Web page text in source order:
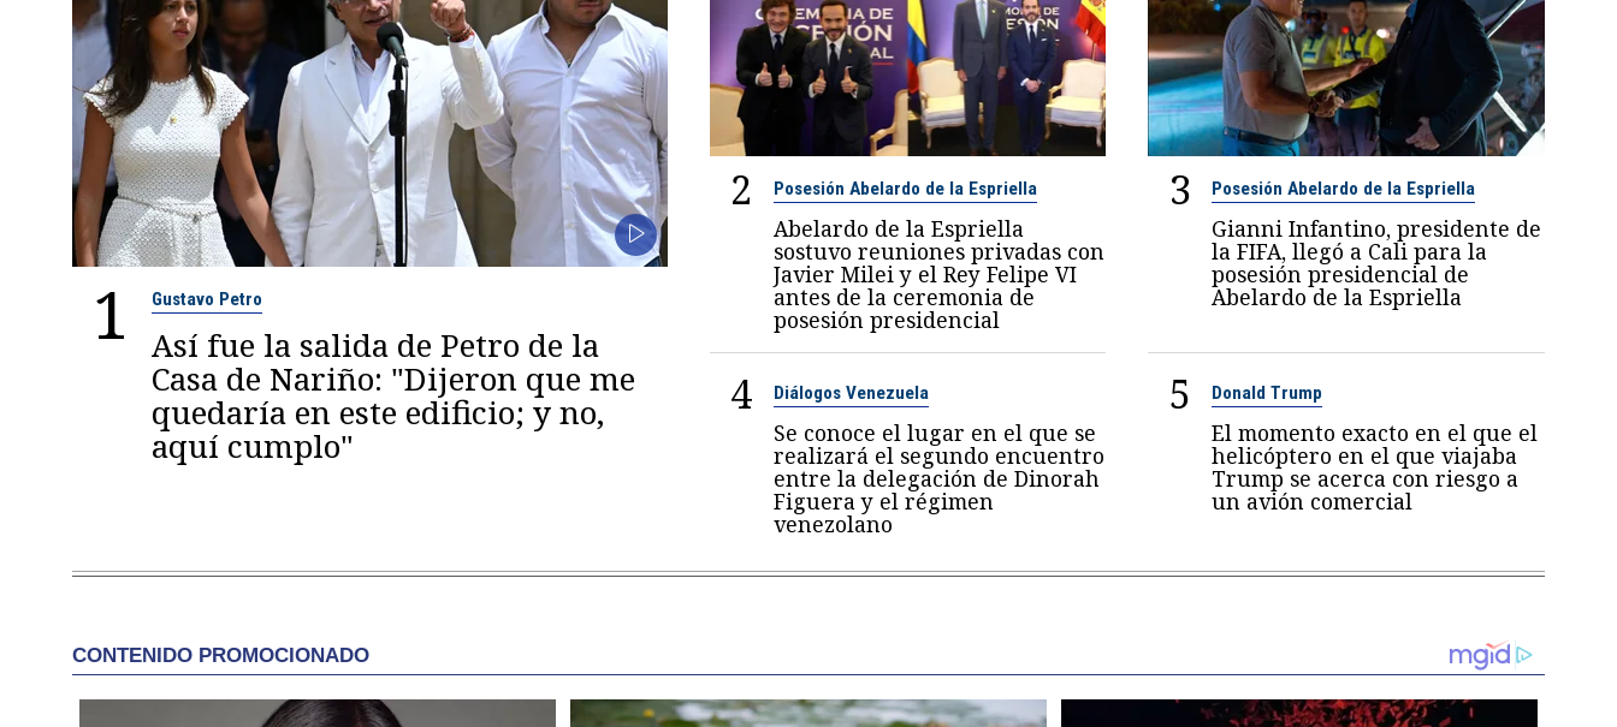
1 Gustavo Petro
Así fue la salida de Petro de la
Casa de Nariño: "Dijeron que me
quedaría en este edificio; y no,
aquí cumplo"
2 Posesión Abelardo de la Espriella
Abelardo de la Espriella
sostuvo reuniones privadas con
Javier Milei y el Rey Felipe VI
antes de la ceremonia de
posesión presidencial
3 Posesión Abelardo de la Espriella
Gianni Infantino, presidente de
la FIFA, llegó a Cali para la
posesión presidencial de
Abelardo de la Espriella
4 Diálogos Venezuela
Se conoce el lugar en el que se
realizará el segundo encuentro
entre la delegación de Dinorah
Figuera y el régimen
venezolano
5 Donald Trump
El momento exacto en el que el
helicóptero en el que viajaba
Trump se acerca con riesgo a
un avión comercial